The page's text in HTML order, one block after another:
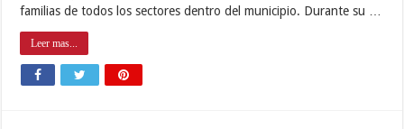
familias de todos los sectores dentro del municipio. Durante su …
Leer mas...